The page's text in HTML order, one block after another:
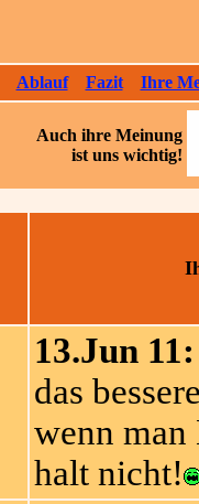
Ablauf Fazit Ihre
Auch ihre Meinung
ist uns wichtig!
13.Jun 11:
das
wenn man
halt nicht!